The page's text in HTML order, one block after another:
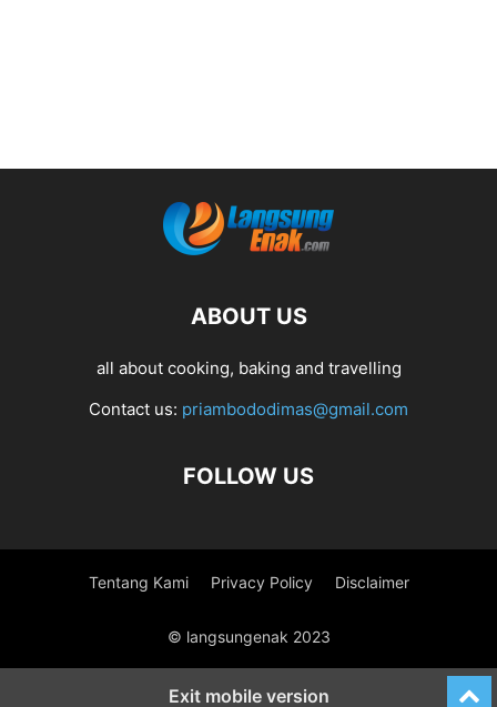
ABOUT US
all about cooking, baking and travelling
Contact us: priambododimas@gmail.com
FOLLOW US
Tentang Kami Privacy Policy Disclaimer
© langsungenak 2023
Exit mobile version